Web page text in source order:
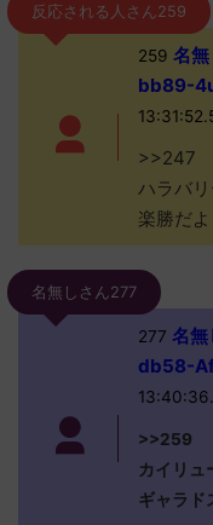
反応される人さん259
259 名
bb89-
>>247
ハラバ
楽勝だよ
名無しさん277
277 名無
db58-
>>259
カイリュ
ギャラド